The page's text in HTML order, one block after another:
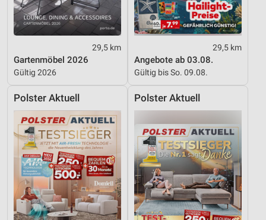
29,5 km
Gartenmöbel 2026
Gültig 2026
29,5 km
Angebote ab 03.08.
Gültig bis So. 09.08.
Polster Aktuell Polster Aktuell